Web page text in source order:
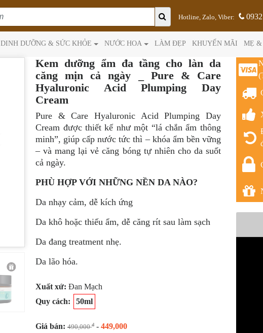
Hotline, Zalo, Viber: 0932
DINH DƯỠNG & SỨC KHỎE NƯỚC HOA LÀM ĐẸP KHUYẾN MÃI MẸ &
Kem dưỡng ẩm đa tầng cho làn da
căng mịn cả ngày _ Pure & Care
Hyaluronic Acid Plumping Day
Cream
Pure & Care Hyaluronic Acid Plumping Day
Cream được thiết kế như một “lá chắn ẩm thông
minh”, giúp cấp nước tức thì – khóa ẩm bền vững
– và mang lại vẻ căng bóng tự nhiên cho da suốt
cả ngày.
PHÙ HỢP VỚI NHỮNG NỀN DA NÀO?
Da nhạy cảm, dễ kích ứng
Da khô hoặc thiếu ẩm, dễ căng rít sau làm sạch
Da đang treatment nhẹ.
Da lão hóa.
Xuất xứ:Đan Mạch
Quy cách:
50ml
Giá bán: 490,000đ -449,000